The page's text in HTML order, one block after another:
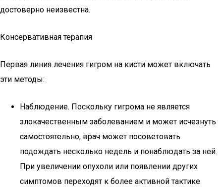
достоверно неизвестна.
Консервативная терапия
Первая линия лечения гигром на кисти может включать
эти методы:
Наблюдение. Поскольку гигрома не является
злокачественным заболеванием и может исчезнуть
самостоятельно, врач может посоветовать
подождать несколько недель и понаблюдать за ней.
При увеличении опухоли или появлении других
симптомов переходят к более активной тактике